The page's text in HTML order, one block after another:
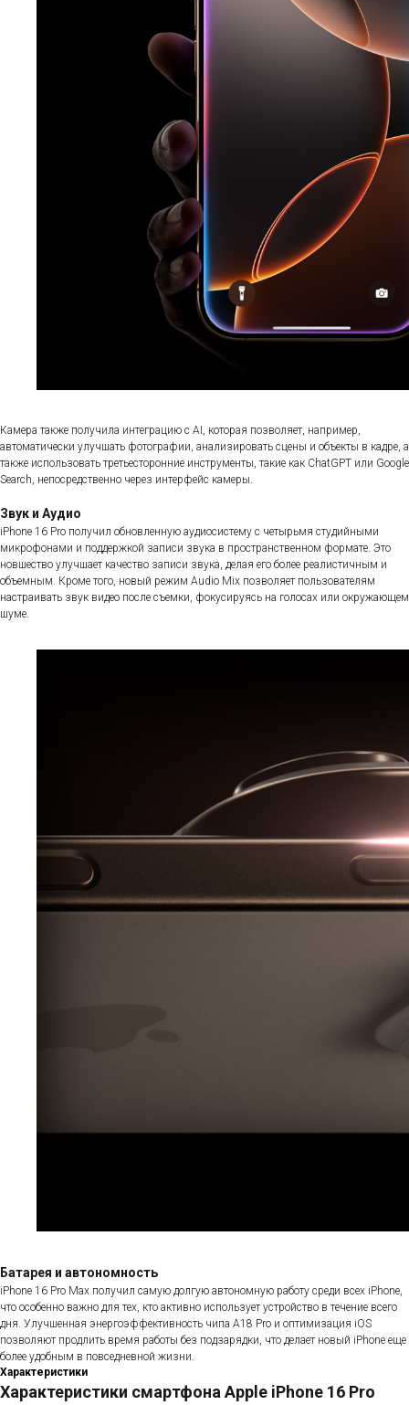
Камера также получила интеграцию с AI, которая позволяет, например,
автоматически улучшать фотографии, анализировать сцены и объекты в кадре, а
также использовать третьесторонние инструменты, такие как ChatGPT или Google
Search, непосредственно через интерфейс камеры.
Звук и Аудио
iPhone 16 Pro получил обновленную аудиосистему с четырьмя студийными
микрофонами и поддержкой записи звука в пространственном формате. Это
новшество улучшает качество записи звука, делая его более реалистичным и
объемным. Кроме того, новый режим Audio Mix позволяет пользователям
настраивать звук видео после съемки, фокусируясь на голосах или окружающем
шуме.
Батарея и автономность
iPhone 16 Pro Max получил самую долгую автономную работу среди всех iPhone,
что особенно важно для тех, кто активно использует устройство в течение всего
дня. Улучшенная энергоэффективность чипа A18 Pro и оптимизация iOS
позволяют продлить время работы без подзарядки, что делает новый iPhone еще
более удобным в повседневной жизни.
Характеристики
Характеристики смартфона Apple iPhone 16 Pro